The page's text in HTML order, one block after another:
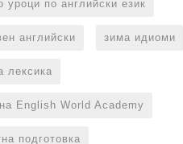
уроци по английски език
английски зима идиоми
лексика
English World Academy
подготовка